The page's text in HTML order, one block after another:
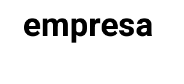
empresa